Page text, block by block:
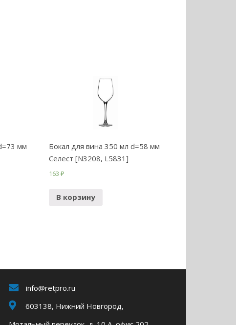
мм
Бокал для вина 350 мл d=58 мм
Селест [N3208, L5831]
163₽
В корзину
info@retpro.ru
603138, Нижний Новгород,